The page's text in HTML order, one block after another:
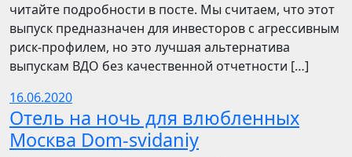
читайте подробности в посте. Мы считаем, что этот
выпуск предназначен для инвесторов с агрессивным
риск-профилем, но это лучшая альтернатива
выпускам ВДО без качественной отчетности […]
16.06.2020
Отель на ночь для влюбленных
Москва Dom-svidaniy